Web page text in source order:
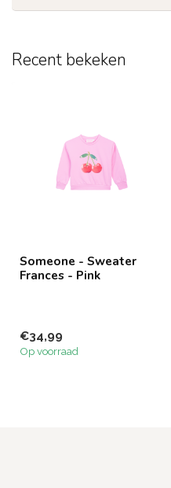
Recent bekeken
Someone - Sweater
Frances - Pink
€34,99
Op voorraad